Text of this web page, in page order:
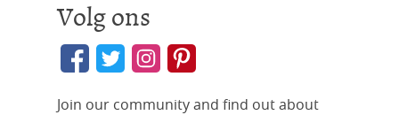
Volg ons
Join our community and find out about